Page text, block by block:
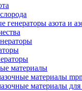
азота и
материалы
материалы
материалы для